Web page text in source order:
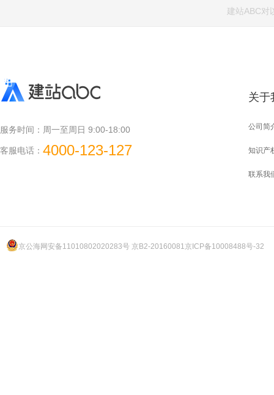
建站ABC对
服务时间： 周一至周日 9:00-18:00
客服电话： 4000-123-127
关于
公司简
知识产
联系我
京公海网安备11010802020283号 京B2-20160081京ICP备10008488号-32